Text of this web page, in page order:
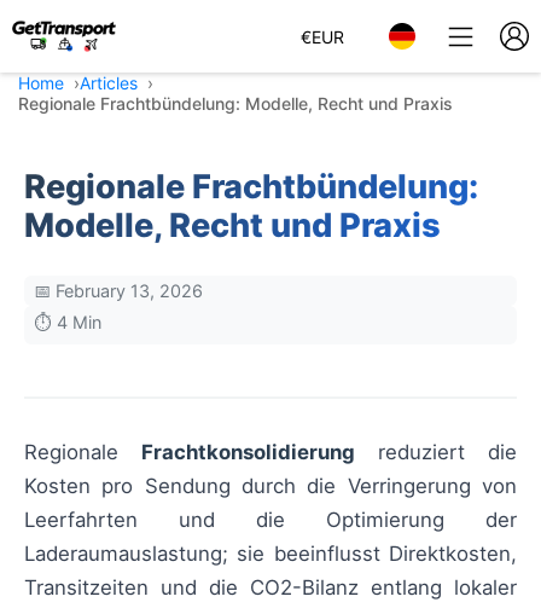
€EUR
Home
Articles
Regionale Frachtbündelung: Modelle, Recht und Praxis
Regionale Frachtbündelung:
Modelle, Recht und Praxis
📅 February 13, 2026
⏱️ 4 Min
Regionale Frachtkonsolidierung reduziert die
Kosten pro Sendung durch die Verringerung von
Leerfahrten und die Optimierung der
Laderaumauslastung; sie beeinflusst Direktkosten,
Transitzeiten und die CO2-Bilanz entlang lokaler